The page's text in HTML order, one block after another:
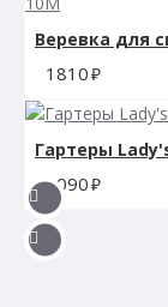
1810
3090